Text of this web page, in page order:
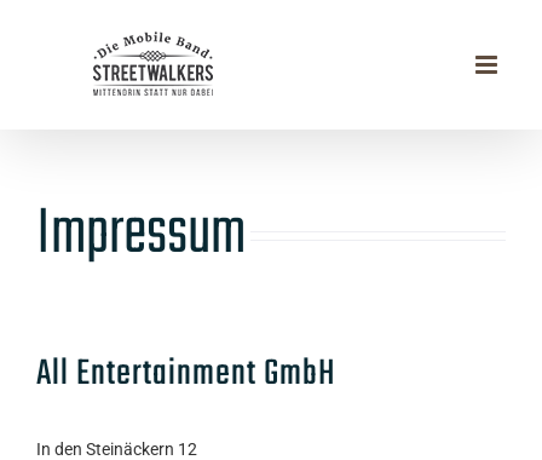
Impressum
All Entertainment GmbH
In den Steinäckern 12